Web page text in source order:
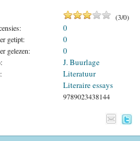
(3/0)
0
getipt: 0
gelezen: 0
J. Buurlage
Literatuur
Literaire essays
9789023438144